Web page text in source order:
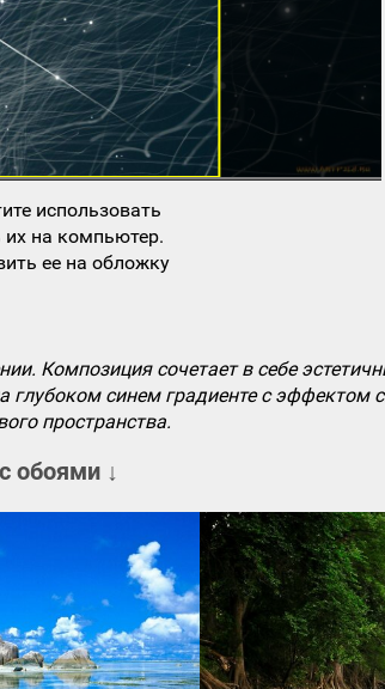
использовать
их на компьютер.
ее на обложку
Композиция сочетает в себе
синем градиенте с эффектом
пространства.
обоями ↓